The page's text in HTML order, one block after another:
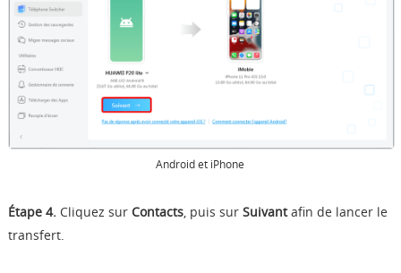
Android et iPhone
Étape 4. Cliquez sur Contacts, puis surSuivantafin de lancer le
transfert.